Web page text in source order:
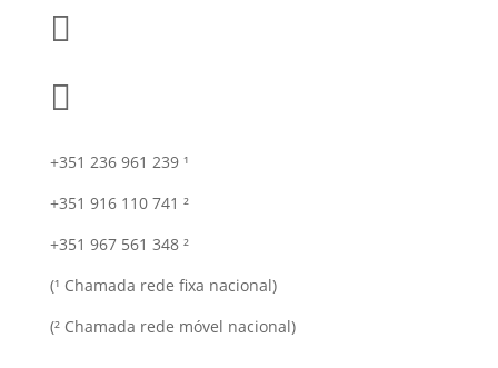


+351 236 961 239 ¹
+351 916 110 741 ²
+351 967 561 348 ²
(¹ Chamada rede fixa nacional)
(² Chamada rede móvel nacional)